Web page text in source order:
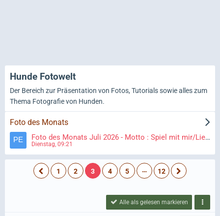
Hunde Fotowelt
Der Bereich zur Präsentation von Fotos, Tutorials sowie alles zum
Thema Fotografie von Hunden.
Foto des Monats
Foto des Monats Juli 2026 - Motto : Spiel mit mir/Lieblingsspielzeug
Dienstag, 09:21
1 2 3 4 5 … 12
Alle als gelesen markieren